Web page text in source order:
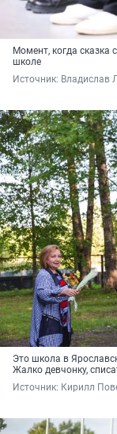
Момент, когда
школе
Источник: Владислав
Это школа в
Жалко девчонку,
Источник: Кирилл